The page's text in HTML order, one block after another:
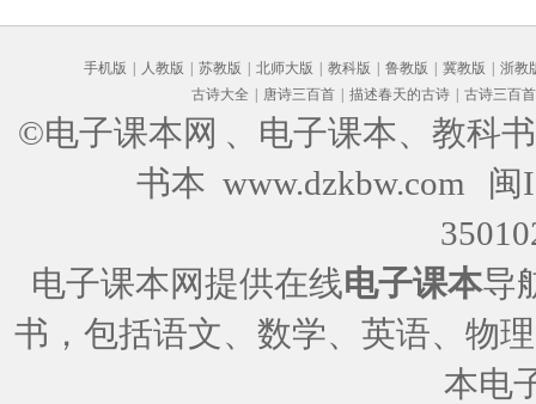
手机版 人教版 苏教版 北师大版 教科版 鲁教版 冀教版
浙教
古诗大全
唐诗三百首 描述春天的古诗 古诗三百首
©电子课本网 、电子课本、教科
书本 www.dzkbw.com
闽
电子课本网提供在线电子课本导
书，包括语文、数学、英语、物
本电